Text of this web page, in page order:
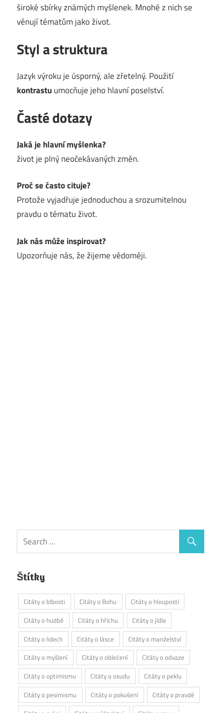
široké sbírky známých myšlenek. Mnohé z nich se
věnují tématům jako život.
Styl a struktura
Jazyk výroku je úsporný, ale zřetelný. Použití
kontrastuumocňuje jeho hlavní poselství.
Časté dotazy
Jaká je hlavní myšlenka?
život je plný neočekávaných změn.
Proč se často cituje?
Protože vyjadřuje jednoduchou a srozumitelnou
pravdu o tématu život.
Jak nás může inspirovat?
Upozorňuje nás, že žijeme vědoměji.
Štítky
Citáty o blbosti Citáty o Bohu
Citáty o hlouposti
Citáty o hudbě
Citáty o hříchu
Citáty o jídle
Citáty o lidech
Citáty o lásce
Citáty o manželství
Citáty o myšlení
Citáty o oblečení
Citáty o odvaze
Citáty o optimismu
Citáty o osudu
Citáty o peklu
Citáty o pesimismu
Citáty o pokušení
Citáty o pravdě